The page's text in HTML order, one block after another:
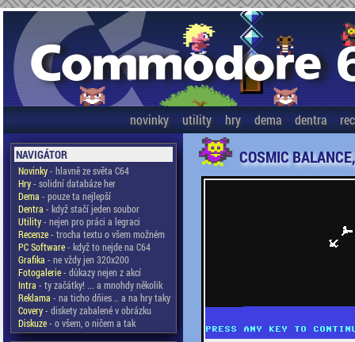
novinky utility hry dema dentra
NAVIGÁTOR
Novinky- hlavně ze světa C64
Hry- solidní databáze her
Dema - pouze ta nejlepší
Dentra - když stačí jeden soubor
Utility- nejen pro práci a legraci
Recenze- trocha textu o všem možném
PC Software- když to nejde na C64
Grafika - ne vždy jen 320x200
Fotogalerie- důkazy nejen z akcí
Intra - ty začátky! ... a mnohdy několik
Reklama - na ticho dňies .. a na hry taky
Covery- diskety zabalené v obrázku
Diskuze- o všem, o ničem a tak
COSMIC